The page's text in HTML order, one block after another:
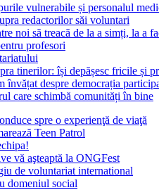
vulnerabile și personalul
redactorilor săi voluntari
noi să treacă de la a simți, la a
profesori
tinerilor: își depășesc fricile și
învățat despre democrația
care schimbă comunități în bine
spre o experienţă de viaţă
Teen Patrol
vă aşteaptă la ONGFest
de voluntariat international
domeniul social